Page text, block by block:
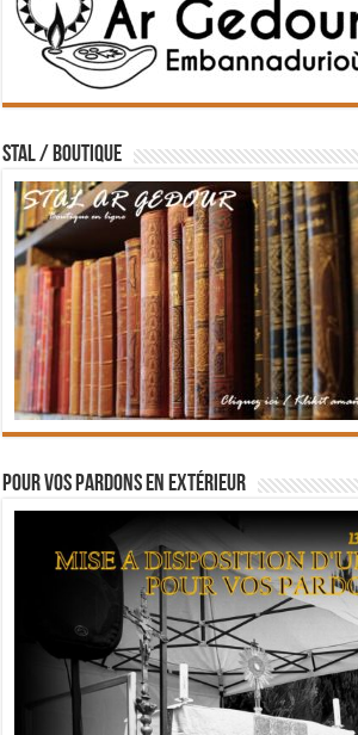
STAL / BOUTIQUE
Pour vos pardons en extérieur